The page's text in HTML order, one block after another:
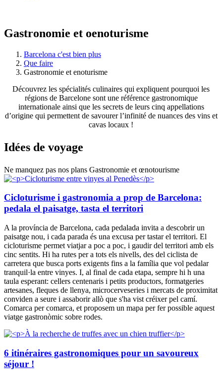
Gastronomie et oenoturisme
Barcelona c'est bien plus
Que faire
Gastronomie et enoturisme
Découvrez les spécialités culinaires qui expliquent pourquoi les
régions de Barcelone sont une référence gastronomique
internationale ainsi que les secrets de leurs cinq appellations
d’origine qui permettent de savourer l’infinité de nuances des vins et
cavas locaux !
Idées de voyage
Ne manquez pas nos plans Gastronomie et œnotourisme
Cicloturisme i gastronomia a prop de Barcelona:
pedala el paisatge, tasta el territori
A la província de Barcelona, cada pedalada invita a descobrir un
paisatge nou, i cada parada és una excusa per tastar el territori. El
cicloturisme permet viatjar a poc a poc, i gaudir del territori amb els
cinc sentits. Hi ha rutes per a tots els nivells, des del ciclista de
carretera que busca ports exigents fins a la família que vol pedalar
tranquil·la entre vinyes. I, al final de cada etapa, sempre hi h una
taula esperant: cellers centenaris i petits productors, formatgeries
artesanes, fleques de llenya, microcerveseries i mercats de proximitat
conviden a seure i assaborir allò que s'ha vist créixer pel camí.
Comarca per comarca, et proposem un mapa per fer possible aquest
viatge gastronòmic sobre rodes.
6 itinéraires gastronomiques pour un savoureux
séjour !